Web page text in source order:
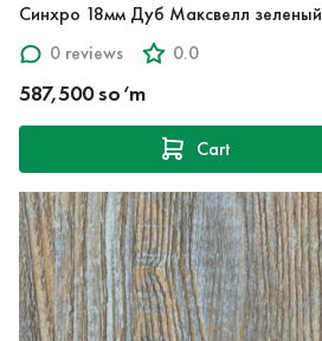
Синхро 18мм Дуб Максвелл зеленый
0 reviews
0.0
587,500 so‘m
Cart